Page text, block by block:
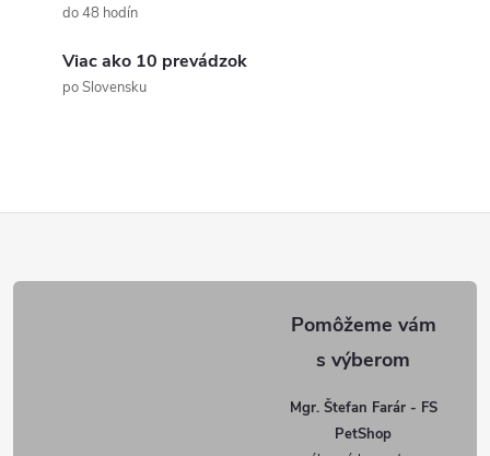
y
do 48 hodín
Viac ako 10 prevádzok
po Slovensku
á
Mgr. Štefan Farár - FS
PetShop